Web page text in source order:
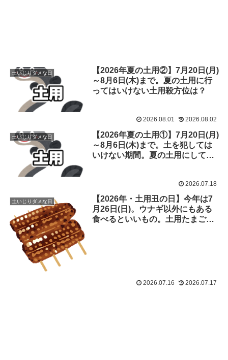
土いじりダメな日
【2026年夏の土用②】7月20日(月)
～8月6日(木)まで。夏の土用に行
ってはいけない土用殺方位は？
2026.08.01 2026.08.02
土いじりダメな日
【2026年夏の土用①】7月20日(月)
～8月6日(木)まで。土を犯しては
いけない期間。夏の土用にしては
2026.07.18
土いじりダメな日
【2026年・土用丑の日】今年は7
月26日(日)。ウナギ以外にもある
食べるといいもの。土用たまごや
2026.07.16 2026.07.17